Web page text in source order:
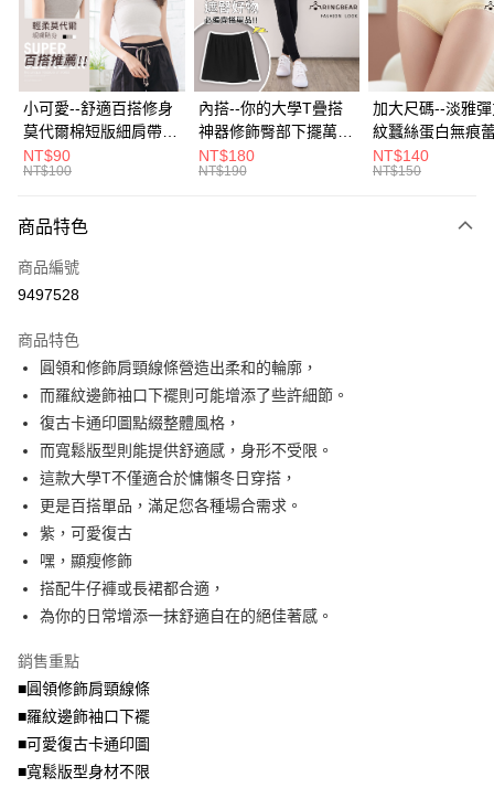
Apple Pay
街口支付
悠遊付
Google Pay
全盈+PAY
大哥付你分期
【大哥付你分期使用說明】
1.本服務由台灣大哥大提供，台灣大哥大用戶可立即使用無須另外申請。
流程，驗證手機門號後，選擇欲分期的期數、繳款截止日，確認付款後即完
成交易。
3.實際核准額度、可分期數及費用金額請依後續交易確認頁面所載為準。
4.訂單成立30分鐘內，如未前往確認交易或遇審核未通過，訂單將自動取
法說明評估內容。
【繳款方式說明】
1.分期款項不併入電信帳單，「大哥付你分期」於每月結算日後寄送繳費提
醒簡訊。
2.透過簡訊連結打開帳單後，可選擇「超商條碼／台灣大直營門市／銀行轉
帳／街口支付／iPASS MONEY」等通路繳費。
【注意事項】
1.本服務係由「台灣大哥大股份有限公司」（以下簡稱本公司）所提供，讓
用戶於交易時，得透過本服務購買商品或服務，並由商店將買賣／分期付款
資料（包含姓名、電話或地址）提供予台灣大哥大進項蒐集、處理及利用，
由本公司與您本人進行分期帳單所需資料之確認、核對及更正。
3.完整用戶服務條款，請詳閱以下連結：
AFTEE先享後付
【關於「AFTEE先享後付」】
AFTEE先享後付是「在收到商品之後才付款」的支付方式。 讓您購物簡單
便利好安心！
１．簡單：不需註冊會員、不需綁卡、不需儲值。
２．便利：只要手機號碼，簡訊認證，即可結帳。
３．安心：先確認商品／服務後，再付款。
【「AFTEE先享後付」結帳流程】
１．於結帳方式選擇「AFTEE先享後付」後，將跳轉至「AFTEE先享後付」
２．訂單成立數日內，您將收到繳費通知簡訊。
３．收到繳費通知簡訊後14天內，點擊此簡訊中的連結，可透過四大超商／
ATM／網路銀行／等多元方式進行付款，方視為交易完成。
※ 請注意：結帳手續完成當下不需立刻繳費，但若您需要取消訂單，請聯絡
購買商品的店家。未經商家同意取消之訂單仍視為有效，需透過AFTEE先享
※ 交易是否成功請以「AFTEE先享後付 」之結帳頁面顯示為準，若有關於
是否繳費成功／繳費後需取消欲退款等相關疑問，請聯繫「AFTEE先享後付
客戶支援中心」https://netprotections.freshdesk.com/support/home
【注意事項】
易，需依本服務之必要範圍內提供個人資料，並將交易相關給付款項請求債
ATM付款
全家取貨付款
每筆NT$70，滿NT$699(含以上)免運費
付款後全家取貨
7-11取貨付款
每筆NT$70，滿NT$799(含以上)免運費
付款後7-11取貨
每筆NT$70，滿NT$699(含以上)免運費
宅配
小可愛--舒適百搭修身
莫代爾棉短版細肩帶素
色背心(白.黑.灰L-2L)-
U582眼圈熊中大尺碼
NT$90
NT$100
內搭--你的大學T疊搭
神器修飾臀部下擺萬用
內搭裙/遮臀裙(黑2L-
6L)-Q155眼圈熊中大
NT$180
NT$190
加大尺碼--淡雅
紋蠶絲蛋白無痕
角內褲(白.粉.藍.
3L)-L28眼圈熊中
NT$140
NT$150
商品特色
商品編號
9497528
商品特色
圓領和修飾肩頸線條營造出柔和的輪廓，
而羅紋邊飾袖口下襬則可能增添了些許細節。
復古卡通印圖點綴整體風格，
而寬鬆版型則能提供舒適感，身形不受限。
這款大學T不僅適合於慵懶冬日穿搭，
更是百搭單品，滿足您各種場合需求。
紫，可愛復古
嘿，顯瘦修飾
搭配牛仔褲或長裙都合適，
為你的日常增添一抹舒適自在的絕佳著感。
銷售重點
■圓領修飾肩頸線條
■羅紋邊飾袖口下襬
■可愛復古卡通印圖
■寬鬆版型身材不限